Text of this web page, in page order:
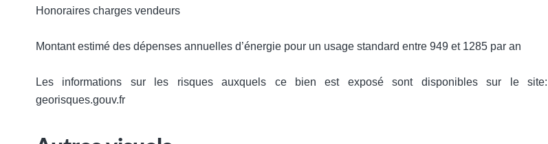
Honoraires charges vendeurs
Montant estimé des dépenses annuelles d’énergie pour un usage standard entre 949 et 1285 par an
Les informations sur les risques auxquels ce bien est exposé sont disponibles sur le site:
georisques.gouv.fr